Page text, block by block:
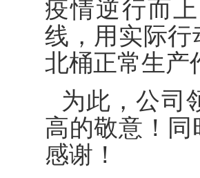
疫情逆行而
线，用实际
北桶正常生产
为此，公司
高的敬意！
感谢！